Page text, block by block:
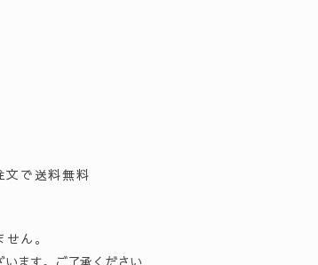
文で送料無料
ん。
ます。ご了承ください